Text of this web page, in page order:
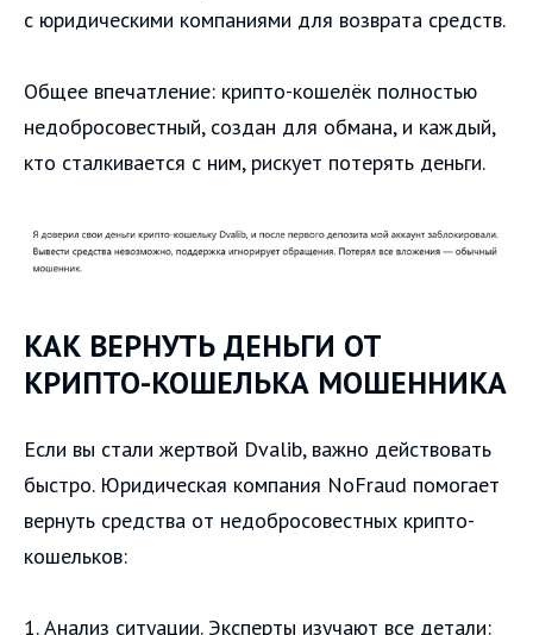
с юридическими компаниями для возврата средств.
Общее впечатление: крипто-кошелёк полностью
недобросовестный, создан для обмана, и каждый,
кто сталкивается с ним, рискует потерять деньги.
КАК ВЕРНУТЬ ДЕНЬГИ ОТ
КРИПТО-КОШЕЛЬКА МОШЕННИКА
Если вы стали жертвой Dvalib, важно действовать
быстро. Юридическая компания NoFraud помогает
вернуть средства от недобросовестных крипто-
кошельков:
1. Анализ ситуации. Эксперты изучают все детали: